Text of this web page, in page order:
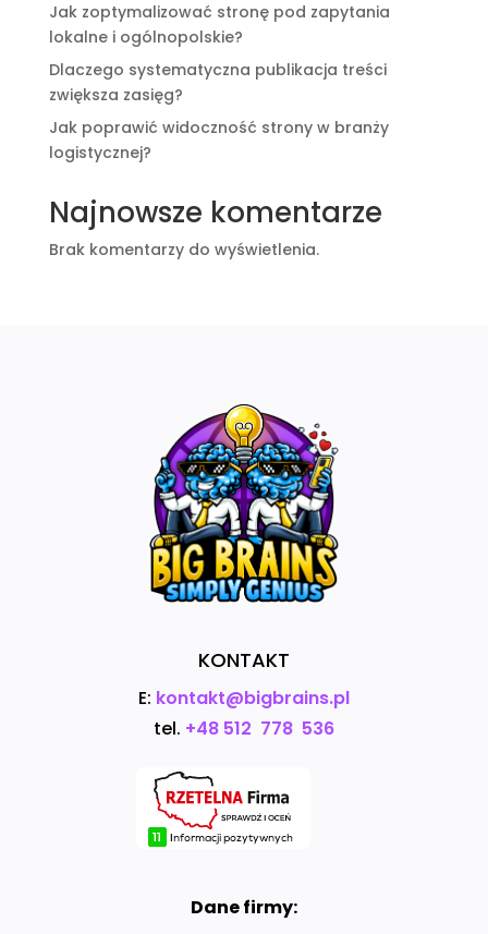
Jak zoptymalizować stronę pod zapytania
lokalne i ogólnopolskie?
Dlaczego systematyczna publikacja treści
zwiększa zasięg?
Jak poprawić widoczność strony w branży
logistycznej?
Najnowsze komentarze
Brak komentarzy do wyświetlenia.
KONTAKT
E: kontakt@bigbrains.pl
tel. +48 512 778 536
Dane firmy: